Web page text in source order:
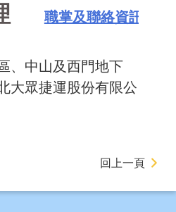
職掌及聯絡資訊
、中山及西門地下
大眾捷運股份有限公
回上一頁